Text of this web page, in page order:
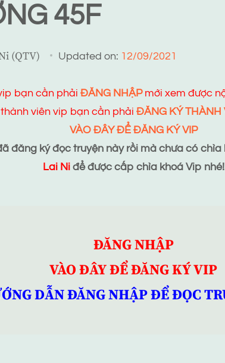
45F
(QTV) Updated on: 12/09/2021
bạn cần phải ĐĂNG NHẬPmới xem được
thành viên vip bạn cần phải ĐĂNG KÝ THÀNH
VÀO ĐÂY ĐỂ ĐĂNG KÝ VIP
đăng ký đọc truyện này rồi mà chưa có chìa
Lai Ni để được cấp chìa khoá Vip nhé!
ĐĂNG NHẬP
VÀO ĐÂY ĐỂ ĐĂNG KÝ VIP
DẪN ĐĂNG NHẬP ĐỂ ĐỌC